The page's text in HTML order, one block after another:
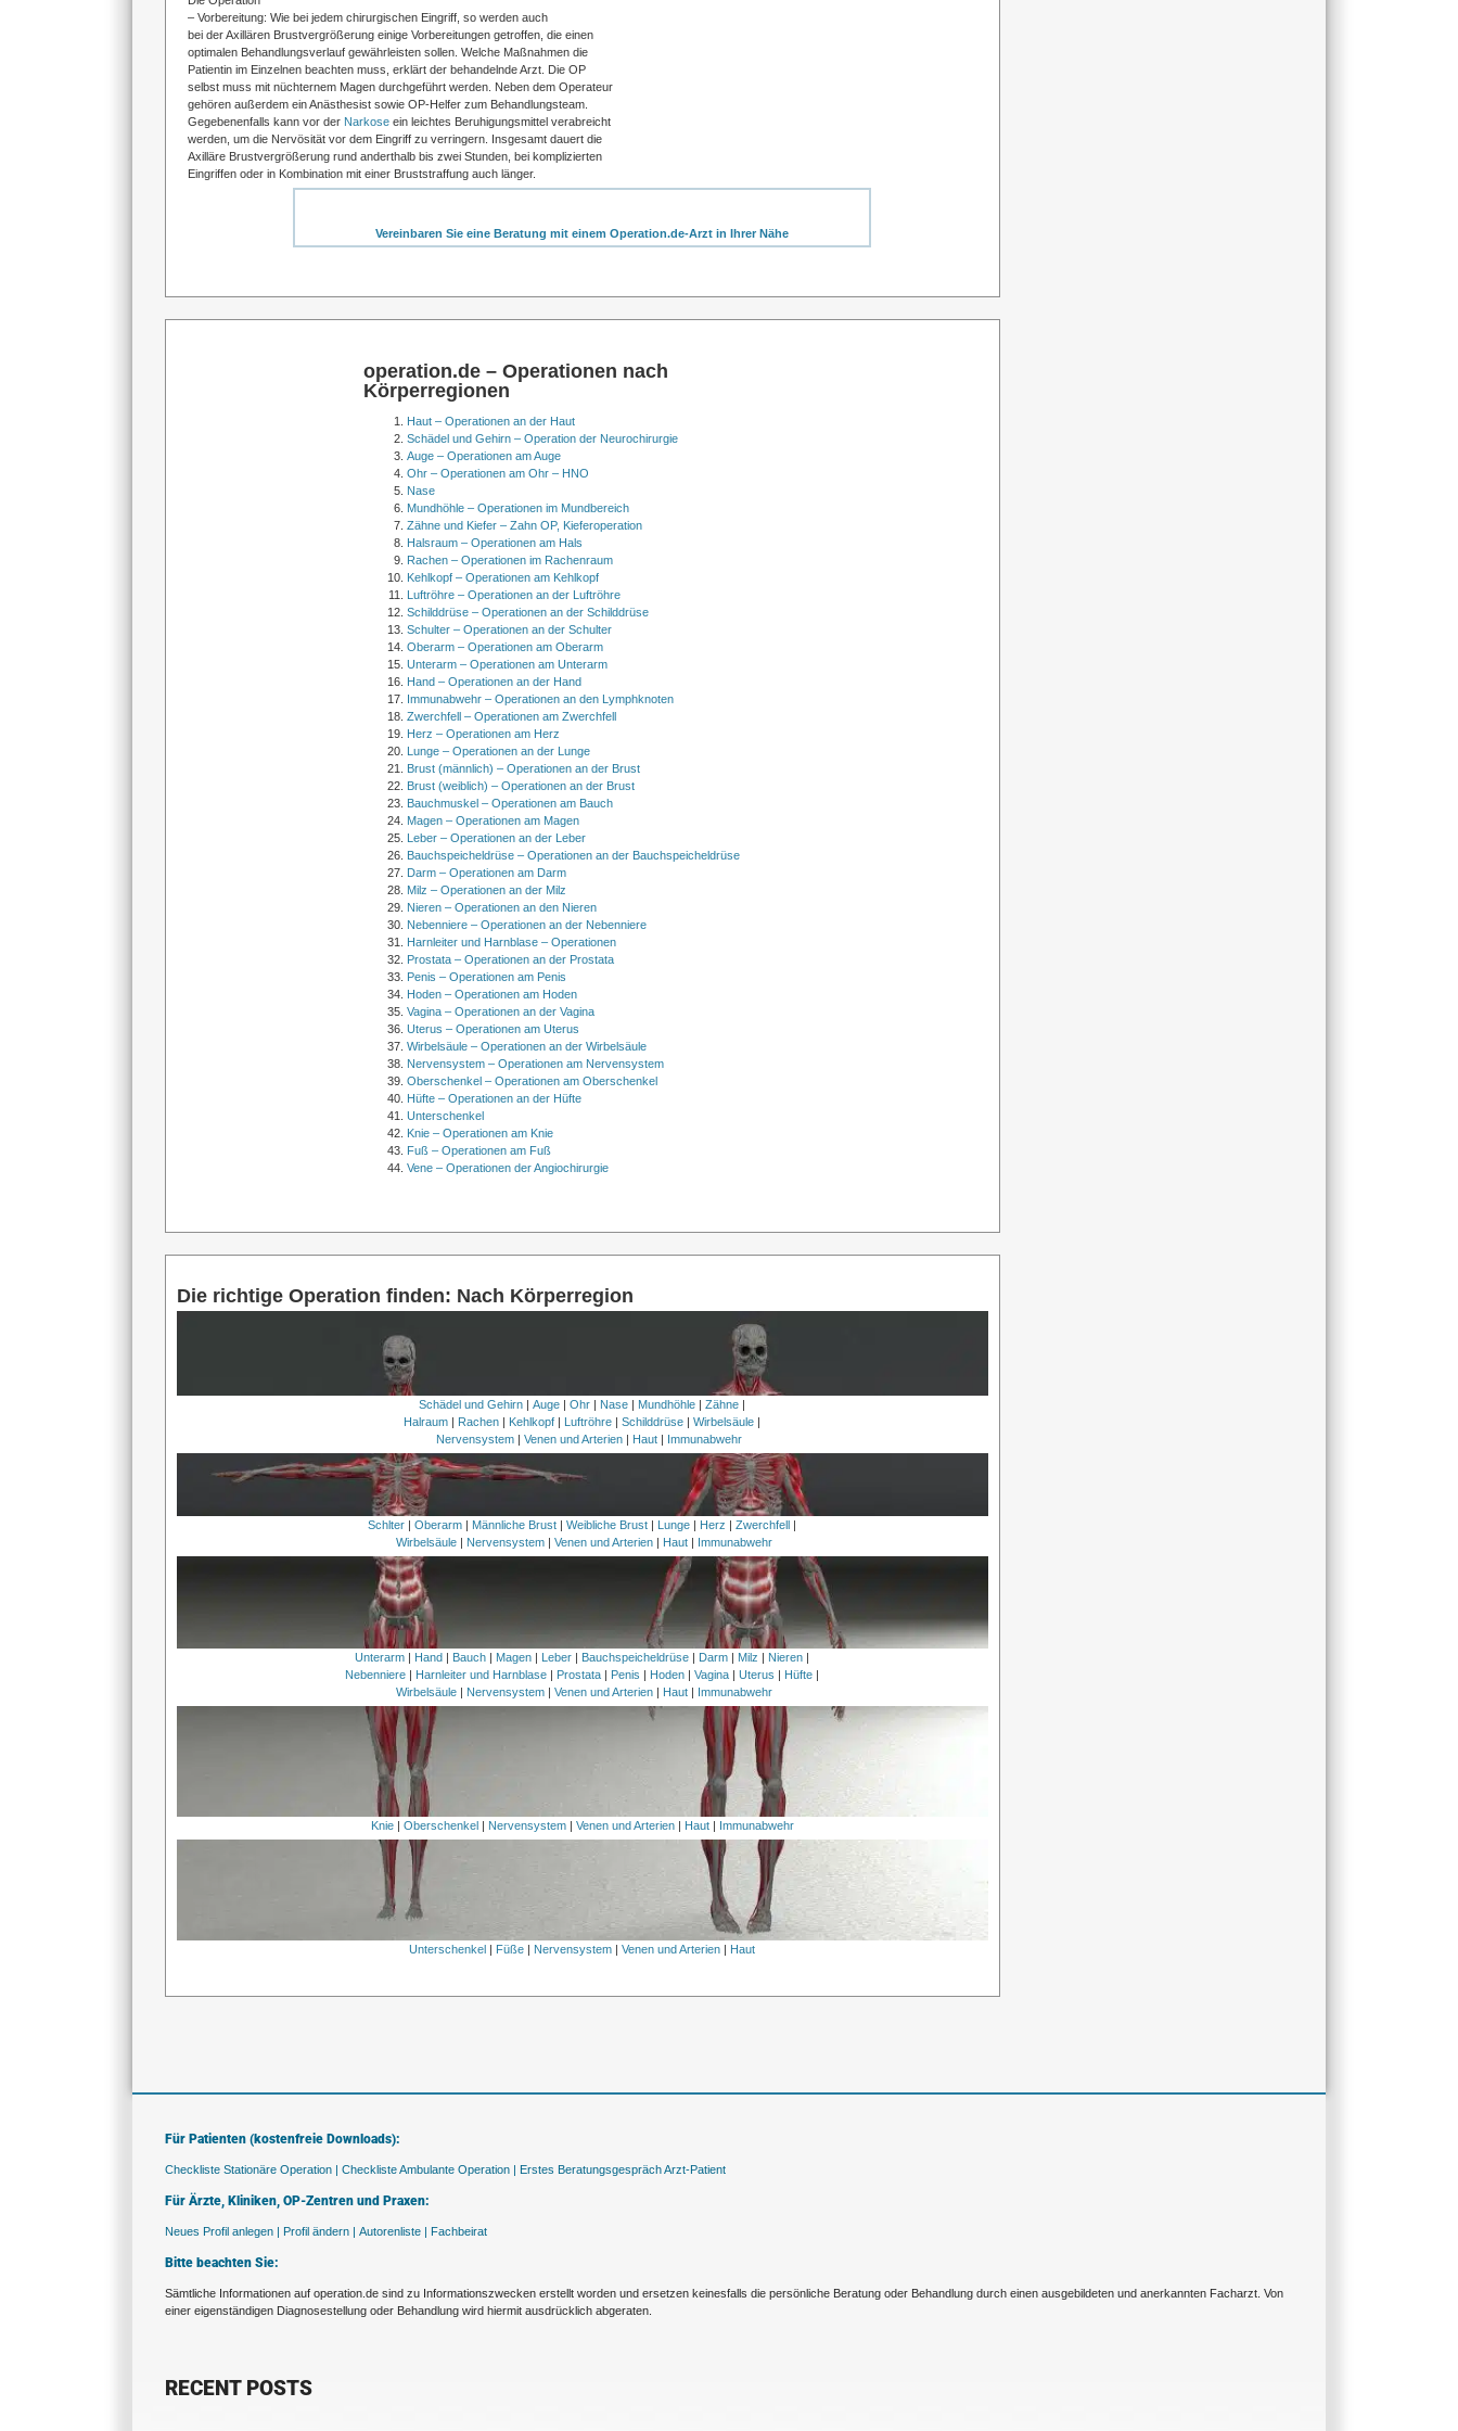
– Vorbereitung: Wie bei jedem chirurgischen Eingriff, so werden auch
bei der Axillären Brustvergrößerung einige Vorbereitungen getroffen, die einen
optimalen Behandlungsverlauf gewährleisten sollen. Welche Maßnahmen die
Patientin im Einzelnen beachten muss, erklärt der behandelnde Arzt. Die OP
selbst muss mit nüchternem Magen durchgeführt werden. Neben dem Operateur
gehören außerdem ein Anästhesist sowie OP-Helfer zum Behandlungsteam.
Gegebenenfalls kann vor der Narkoseein leichtes Beruhigungsmittel verabreicht
werden, um die Nervösität vor dem Eingriff zu verringern. Insgesamt dauert die
Axilläre Brustvergrößerung rund anderthalb bis zwei Stunden, bei komplizierten
Eingriffen oder in Kombination mit einer Bruststraffung auch länger.
Vereinbaren Sie eine Beratung mit einem Operation.de-Arzt in Ihrer Nähe
operation.de – Operationen nach
Körperregionen
Haut – Operationen an der Haut
Schädel und Gehirn – Operation der Neurochirurgie
Auge – Operationen am Auge
Ohr – Operationen am Ohr – HNO
Nase
Mundhöhle – Operationen im Mundbereich
Zähne und Kiefer – Zahn OP, Kieferoperation
Halsraum – Operationen am Hals
Rachen – Operationen im Rachenraum
Kehlkopf – Operationen am Kehlkopf
Luftröhre – Operationen an der Luftröhre
Schilddrüse – Operationen an der Schilddrüse
Schulter – Operationen an der Schulter
Oberarm – Operationen am Oberarm
Unterarm – Operationen am Unterarm
Hand – Operationen an der Hand
Immunabwehr – Operationen an den Lymphknoten
Zwerchfell – Operationen am Zwerchfell
Herz – Operationen am Herz
Lunge – Operationen an der Lunge
Brust (männlich) – Operationen an der Brust
Brust (weiblich) – Operationen an der Brust
Bauchmuskel – Operationen am Bauch
Magen – Operationen am Magen
Leber – Operationen an der Leber
Bauchspeicheldrüse – Operationen an der Bauchspeicheldrüse
Darm – Operationen am Darm
Milz – Operationen an der Milz
Nieren – Operationen an den Nieren
Nebenniere – Operationen an der Nebenniere
Harnleiter und Harnblase – Operationen
Prostata – Operationen an der Prostata
Penis – Operationen am Penis
Hoden – Operationen am Hoden
Vagina – Operationen an der Vagina
Uterus – Operationen am Uterus
Wirbelsäule – Operationen an der Wirbelsäule
Nervensystem – Operationen am Nervensystem
Oberschenkel – Operationen am Oberschenkel
Hüfte – Operationen an der Hüfte
Unterschenkel
Knie – Operationen am Knie
Fuß – Operationen am Fuß
Vene – Operationen der Angiochirurgie
Die richtige Operation finden: Nach Körperregion
Schädel und Gehirn |Auge |Ohr | Nase | Mundhöhle |Zähne |
Halraum | Rachen | Kehlkopf | Luftröhre |Schilddrüse |Wirbelsäule |
Nervensystem| Venen und Arterien| Haut| Immunabwehr
Schlter |Oberarm Männliche Brust |Weibliche Brust Lunge Herz |Zwerchfell
Wirbelsäule| Nervensystem| Venen und Arterien| Haut| Immunabwehr
Unterarm | Hand | Bauch | Magen | Leber | Bauchspeicheldrüse | Darm | Milz | Nieren |
Nebenniere | Harnleiter und Harnblase | Prostata | Penis | Hoden |Vagina |Uterus | Hüfte |
Wirbelsäule| Nervensystem| Venen und Arterien| Haut| Immunabwehr
Knie| Oberschenkel Nervensystem| Venen und Arterien| Haut| Immunabwehr
Unterschenkel | Füße | Nervensystem |Venen und Arterien | Haut
Für Patienten (kostenfreie Downloads):
Checkliste Stationäre Operation | Checkliste Ambulante Operation | Erstes Beratungsgespräch Arzt-Patient
Für Ärzte, Kliniken, OP-Zentren und Praxen:
Neues Profil anlegen | Profil ändern | Autorenliste | Fachbeirat
Bitte beachten Sie:
Sämtliche Informationen auf operation.de sind zu Informationszwecken erstellt worden und ersetzen keinesfalls die persönliche Beratung oder Behandlung durch einen ausgebildeten und anerkannten Facharzt. Von
einer eigenständigen Diagnosestellung oder Behandlung wird hiermit ausdrücklich abgeraten.
RECENT POSTS